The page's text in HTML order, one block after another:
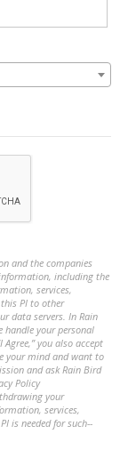
and the companies
including the
services,
PI to other
data servers. In Rain
handle your personal
you also accept
your mind and want to
and ask Rain Bird
Policy
your
services,
is needed for such--